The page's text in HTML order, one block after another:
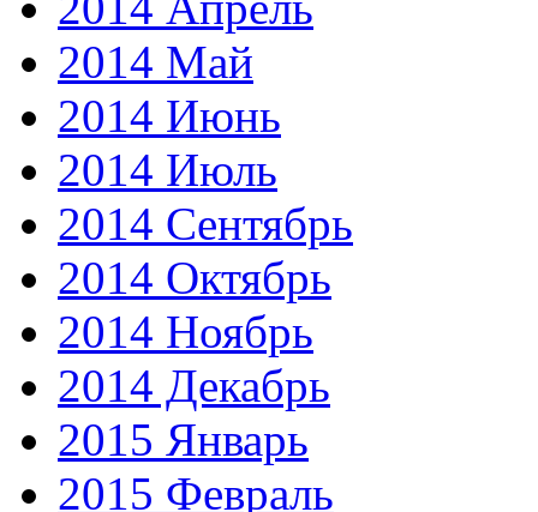
2014 Май
2014 Июнь
2014 Июль
2014 Сентябрь
2014 Октябрь
2014 Ноябрь
2014 Декабрь
2015 Январь
2015 Февраль